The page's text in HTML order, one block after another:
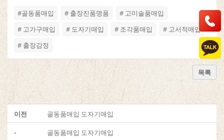
#골동품매입 # 출장진품명품
# 고미술품매입
# 고가구매입
# 도자기매입 # 조각품매입
# 고서적매입
# 출장감정
목록
이전 골동품매입 도자기매입
- 골동품매입 도자기매입